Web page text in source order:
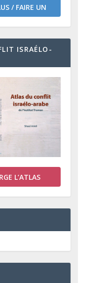
/ FAIRE UN
ISRAÉLO-
L’ATLAS